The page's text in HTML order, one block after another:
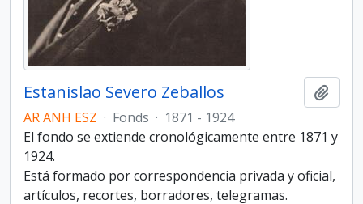
Estanislao Severo Zeballos
AR ANH ESZ · Fonds · 1871 - 1924
El fondo se extiende cronológicamente entre 1871 y
1924.
Está formado por correspondencia privada y oficial,
artículos, recortes, borradores, telegramas.